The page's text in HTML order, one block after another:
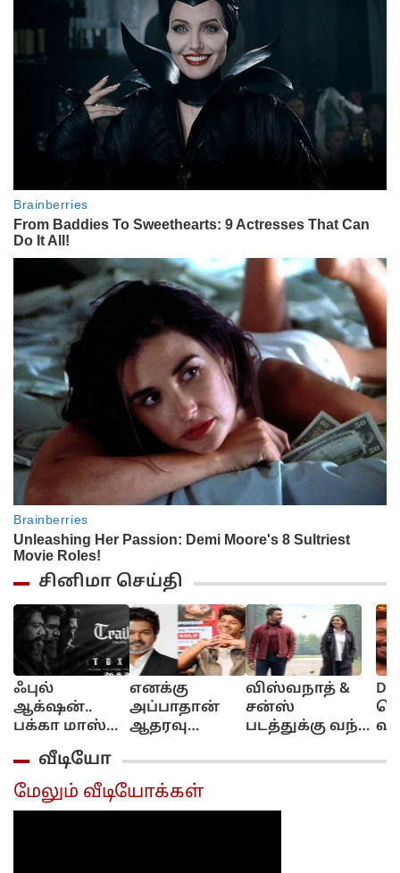
சினிமா செய்தி
ஃபுல்
ஆக்‌ஷன்..
பக்கா மாஸ்
சீன்ஸ்!..
டாக்சிக்
டிரெய்லர்
வீடியோ
எனக்கு
அப்பாதான்
ஆதரவு
ஜேசன் சஞ்சய்
பேட்டி!...
விஸ்வநாத் &
சன்ஸ்
படத்துக்கு வந்த
கோவையில்
வீடியோ
மேலும் வீடியோக்கள்